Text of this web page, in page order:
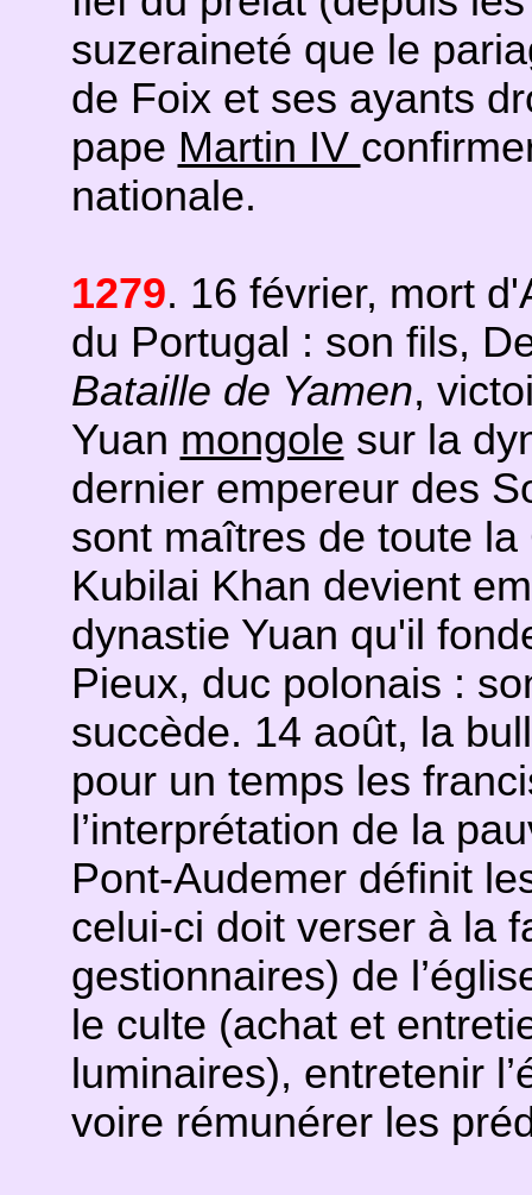
suzeraineté que le
de Foix et ses ayants
pape Martin IV
nationale.
1279. 16 février, mort
du Portugal : son fils,
Bataille de Yamen,
Yuan mongole sur la
dernier empereur des
sont maîtres de toute
Kubilai Khan devient
dynastie Yuan qu'il
Pieux, duc polonais :
succède. 14 août, la
pour un temps les
l’interprétation de la
Pont-Audemer définit
celui-ci doit verser à la
gestionnaires) de
le culte (achat et
luminaires), entretenir
voire rémunérer les